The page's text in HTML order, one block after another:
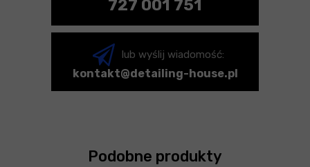
727 001 751
lub wyślij wiadomość:
kontakt@detailing-house.pl
Podobne produkty